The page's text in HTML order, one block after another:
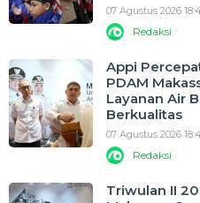
07 Agustus 2026
Redaksi
Appi
PDAM
Layanan Air
Berkualitas
07 Agustus 2026
Redaksi
Triwulan II